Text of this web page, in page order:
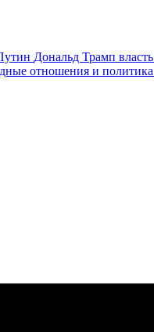
Дональд Трамп власть
отношения и политика